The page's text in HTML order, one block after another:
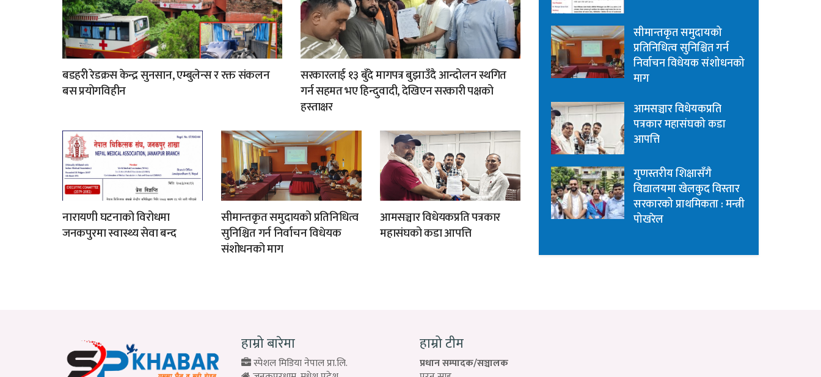
बडहरी रेडक्रस केन्द्र सुनसान, एम्बुलेन्स र रक्त संकलन
बस प्रयोगविहीन
सरकारलाई १३ बुँदे मागपत्र बुझाउँदै आन्दोलन स्थगित
गर्न सहमत भए हिन्दुवादी, देखिएन सरकारी पक्षको
हस्ताक्षर
नारायणी घटनाको विरोधमा
जनकपुरमा स्वास्थ्य सेवा बन्द
सीमान्तकृत समुदायको प्रतिनिधित्व
सुनिश्चित गर्न निर्वाचन विधेयक
संशोधनको माग
आमसञ्चार विधेयकप्रति पत्रकार
महासंघको कडा आपत्ति
सीमान्तकृत समुदायको
प्रतिनिधित्व सुनिश्चित गर्न
निर्वाचन विधेयक संशोधनको
माग
आमसञ्चार विधेयकप्रति
पत्रकार महासंघको कडा
आपत्ति
गुणस्तरीय शिक्षासँगै
विद्यालयमा खेलकुद विस्तार
सरकारको प्राथमिकता : मन्त्री
पोखरेल
हाम्रो बारेमा
स्पेशल मिडिया नेपाल प्रा.लि.
हाम्रो टीम
प्रधान सम्पादक/सञ्चालक